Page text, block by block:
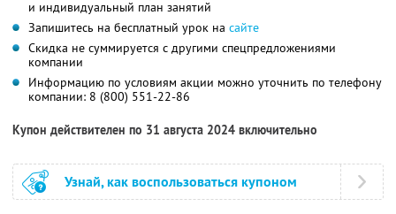
и индивидуальный план занятий
Запишитесь на бесплатный урок на сайте
Скидка не суммируется с другими спецпредложениями
компании
Информацию по условиям акции можно уточнить по телефону
компании: 8 (800) 551-22-86
Купон действителен по 31 августа 2024 включительно
Узнай, как воспользоваться купоном